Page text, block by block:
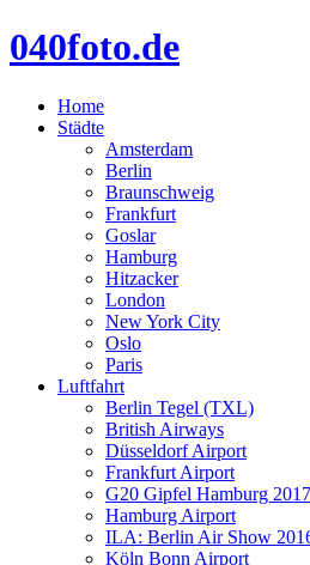
040foto.de
Home
Städte
Amsterdam
Berlin
Braunschweig
Frankfurt
Goslar
Hamburg
Hitzacker
London
New York City
Oslo
Paris
Luftfahrt
Berlin Tegel (TXL)
British Airways
Düsseldorf Airport
Frankfurt Airport
G20 Gipfel Hamburg 2017
Hamburg Airport
ILA: Berlin Air Show
Köln Bonn Airport